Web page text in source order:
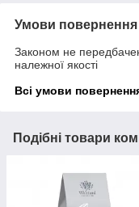
Умови повернення
Законом не
належної якості
Всі умови
Подібні товари